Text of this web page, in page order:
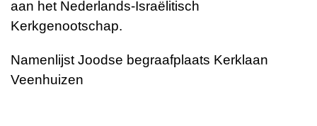
aan het Nederlands-Israëlitisch
Kerkgenootschap.
Namenlijst Joodse begraafplaats Kerklaan
Veenhuizen